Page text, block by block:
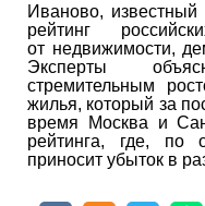
Иваново, известный
рейтинг
от недвижимости,
Эксперты
стремительным
жилья, который за
время Москва и
рейтинга, где, по
приносит убыток в